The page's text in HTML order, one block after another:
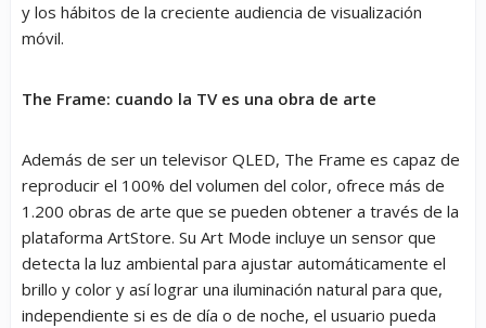
y los hábitos de la creciente audiencia de visualización
móvil.
The Frame: cuando la TV es una obra de arte
Además de ser un televisor QLED, The Frame es capaz de
reproducir el 100% del volumen del color, ofrece más de
1.200 obras de arte que se pueden obtener a través de la
plataforma ArtStore. Su Art Mode incluye un sensor que
detecta la luz ambiental para ajustar automáticamente el
brillo y color y así lograr una iluminación natural para que,
independiente si es de día o de noche, el usuario pueda